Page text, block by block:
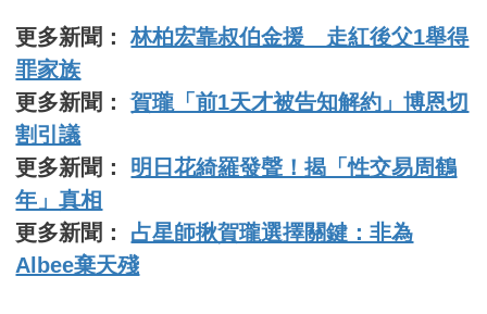
更多新聞：林柏宏靠叔伯金援 走紅後父1舉得
罪家族
更多新聞：賀瓏「前1天才被告知解約」博恩切
割引議
更多新聞： 明日花綺羅發聲！揭「性交易周鶴
年」真相
更多新聞： 占星師揪賀瓏選擇關鍵：非為
Albee棄天殘